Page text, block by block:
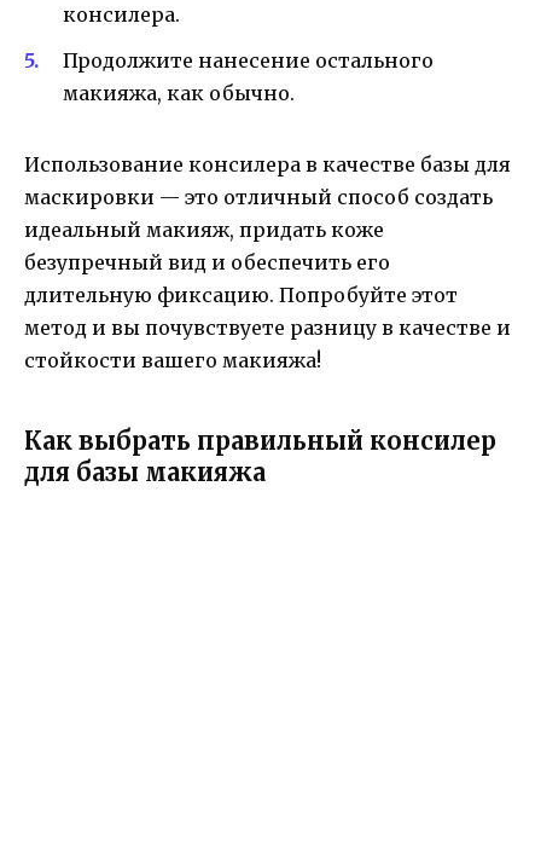
консилера.
Продолжите нанесение остального
макияжа, как обычно.
Использование консилера в качестве базы для
маскировки — это отличный способ создать
идеальный макияж, придать коже
безупречный вид и обеспечить его
длительную фиксацию. Попробуйте этот
метод и вы почувствуете разницу в качестве и
стойкости вашего макияжа!
Как выбрать правильный консилер
для базы макияжа